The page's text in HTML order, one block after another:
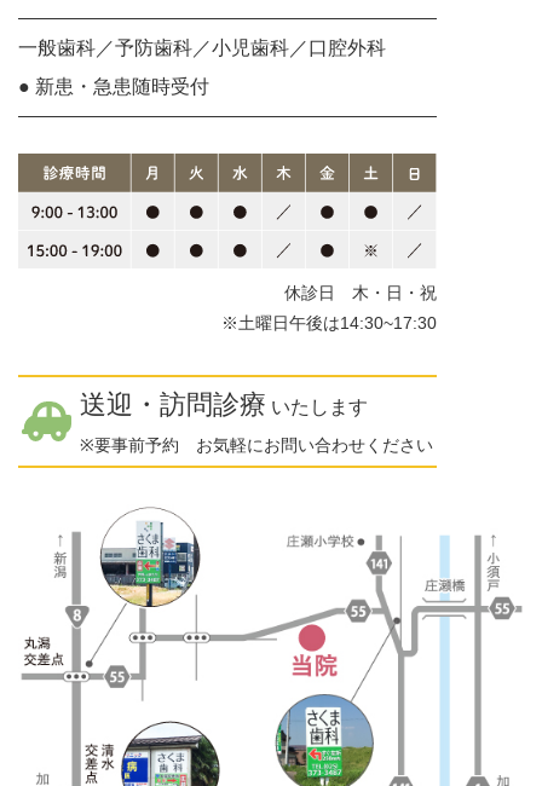
一般歯科／予防歯科／小児歯科／口腔外科
● 新患・急患随時受付
休診日 木・日・祝
※土曜日午後は14:30~17:30
送迎・訪問診療 いたします
※要事前予約 お気軽にお問い合わせください